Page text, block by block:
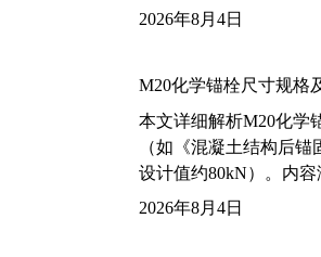
2026年8月4日
M20化学锚栓尺寸规格
本文详细解析M20化学
（如《混凝土结构后
设计值约80kN）。内
2026年8月4日